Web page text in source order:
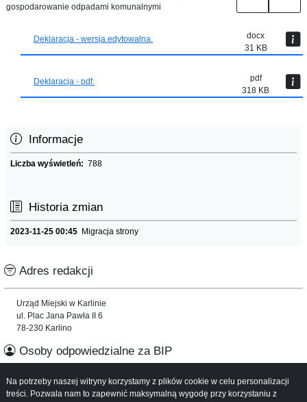
gospodarowanie odpadami komunalnymi
Deklaracja - wersja edytowalna.
docx
31 KB
Deklaracja - pdf.
pdf
318 KB
Informacje
Liczba wyświetleń: 788
Historia zmian
2023-11-25 00:45 Migracja strony
Adres redakcji
Urząd Miejski w Karlinie
ul. Plac Jana Pawła II 6
78-230 Karlino
Osoby odpowiedzialne za BIP
Informacje o serwisie
Na potrzeby naszej witryny korzystamy z plików cookie w celu personalizacji
treści. Pozwala nam to zapewnić maksymalną wygodę przy korzystaniu z